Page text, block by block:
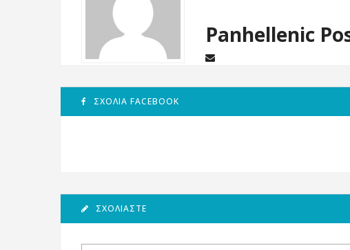
Panhellenic
ΣΧΌΛΙΑ FACEBOOK
ΣΧΟΛΙΆΣΤΕ